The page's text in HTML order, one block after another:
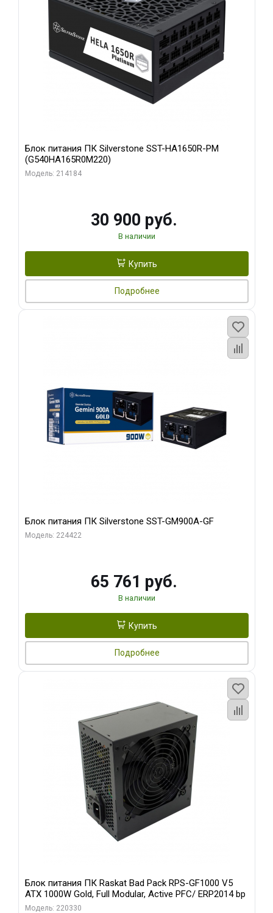
Блок питания ПК Silverstone SST-HA1650R-PM
(G540HA165R0M220)
Модель: 214184
30 900 руб.
В наличии
Купить
Подробнее
Блок питания ПК Silverstone SST-GM900A-GF
Модель: 224422
65 761 руб.
В наличии
Купить
Подробнее
Блок питания ПК Raskat Bad Pack RPS-GF1000 V5
ATX 1000W Gold, Full Modular, Active PFC/ ERP2014 bp
Модель: 220330